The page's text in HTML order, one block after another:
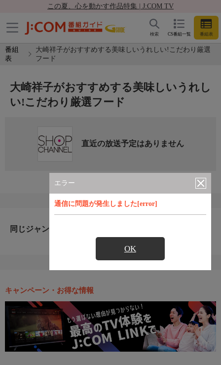
この夏、心を動かす作品特集 | J:COM TV
CS番組一覧 番組表
検索
番組
表
大崎祥子がおすすめする美味しいうれしい!こだわり厳選
フード
エラー
通信に問題が発生しました[error]
OK
大崎祥子がおすすめする美味しいうれし
い!こだわり厳選フード
直近の放送予定はありません
同じジャンルのおすすめ番組
キャンペーン・お得な情報